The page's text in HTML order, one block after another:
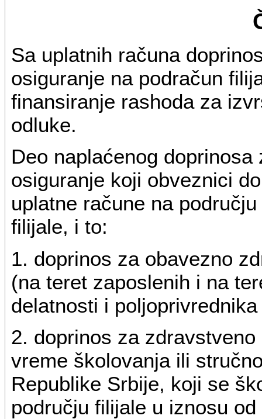
Sa uplatnih računa
osiguranje na podračun
finansiranje rashoda za
odluke.
Deo naplaćenog
osiguranje koji obveznici
uplatne račune na
filijale, i to:
1. doprinos za obavezno
(na teret zaposlenih i na
delatnosti i
2. doprinos za
vreme školovanja ili
Republike Srbije, koji se
području filijale u iznosu